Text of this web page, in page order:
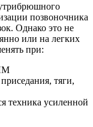
позвоночника
Однако это не
или на легких
при:
тяги,
техника усиленной